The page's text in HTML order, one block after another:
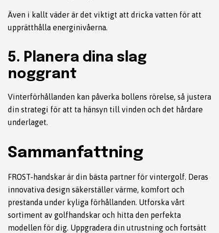
Även i kallt väder är det viktigt att dricka vatten för att
upprätthålla energinivåerna.
5. Planera dina slag
noggrant
Vinterförhållanden kan påverka bollens rörelse, så justera
din strategi för att ta hänsyn till vinden och det hårdare
underlaget.
Sammanfattning
FROST-handskar är din bästa partner för vintergolf. Deras
innovativa design säkerställer värme, komfort och
prestanda under kyliga förhållanden. Utforska vårt
sortiment av golfhandskar och hitta den perfekta
modellen för dig. Uppgradera din utrustning och fortsätt